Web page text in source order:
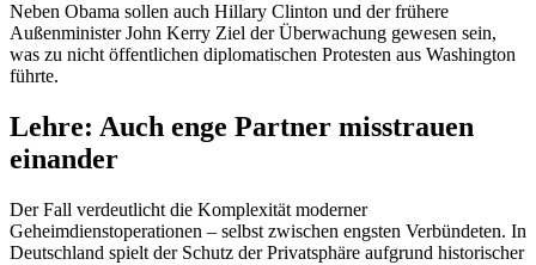
Neben Obama sollen auch Hillary Clinton und der frühere
Außenminister John Kerry Ziel der Überwachung gewesen sein,
was zu nicht öffentlichen diplomatischen Protesten aus Washington
führte.
Lehre: Auch enge Partner misstrauen
einander
Der Fall verdeutlicht die Komplexität moderner
Geheimdienstoperationen – selbst zwischen engsten Verbündeten. In
Deutschland spielt der Schutz der Privatsphäre aufgrund historischer